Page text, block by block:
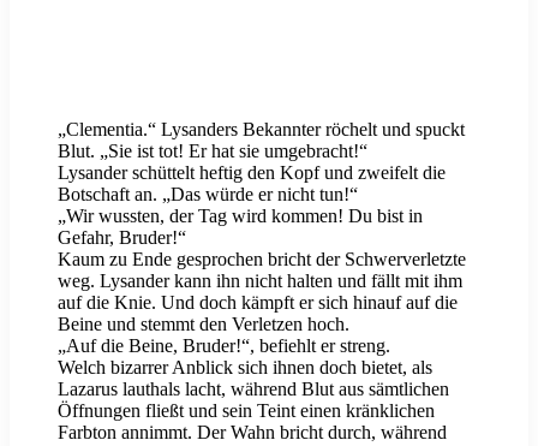
„Clementia.“ Lysanders Bekannter röchelt und spuckt
Blut. „Sie ist tot! Er hat sie umgebracht!“
Lysander schüttelt heftig den Kopf und zweifelt die
Botschaft an. „Das würde er nicht tun!“
„Wir wussten, der Tag wird kommen! Du bist in
Gefahr, Bruder!“
Kaum zu Ende gesprochen bricht der Schwerverletzte
weg. Lysander kann ihn nicht halten und fällt mit ihm
auf die Knie. Und doch kämpft er sich hinauf auf die
Beine und stemmt den Verletzen hoch.
„Auf die Beine, Bruder!“, befiehlt er streng.
Welch bizarrer Anblick sich ihnen doch bietet, als
Lazarus lauthals lacht, während Blut aus sämtlichen
Öffnungen fließt und sein Teint einen kränklichen
Farbton annimmt. Der Wahn bricht durch, während